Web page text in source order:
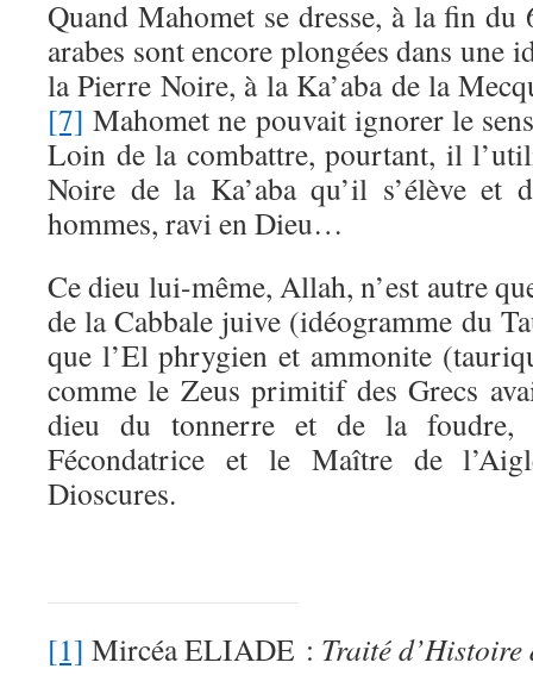
Quand Mahomet se dresse, à la fin du
arabes sont encore plongées dans une
la Pierre Noire, à la Ka’aba de la
[7] Mahomet ne pouvait ignorer le
Loin de la combattre, pourtant, il
Noire de la Ka’aba qu’il s’élève et
hommes, ravi en Dieu…
Ce dieu lui-même, Allah, n’est autre
de la Cabbale juive (idéogramme du
que l’El phrygien et ammonite
comme le Zeus primitif des Grecs
dieu du tonnerre et de la foudre,
Fécondatrice et le Maître de
Dioscures.
[1] Mircéa ELIADE : Traité d’Histoire